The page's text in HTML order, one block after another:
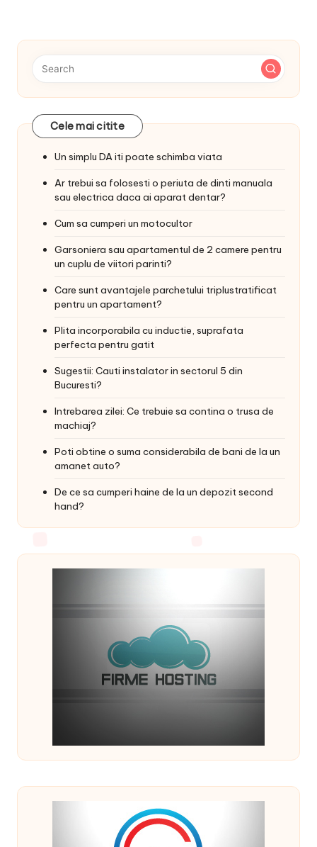
Cele mai citite
Un simplu DA iti poate schimba viata
Ar trebui sa folosesti o periuta de dinti manuala
sau electrica daca ai aparat dentar?
Cum sa cumperi un motocultor
Garsoniera sau apartamentul de 2 camere pentru
un cuplu de viitori parinti?
Care sunt avantajele parchetului triplustratificat
pentru un apartament?
Plita incorporabila cu inductie, suprafata
perfecta pentru gatit
Sugestii: Cauti instalator in sectorul 5 din
Bucuresti?
Intrebarea zilei: Ce trebuie sa contina o trusa de
machiaj?
Poti obtine o suma considerabila de bani de la un
amanet auto?
De ce sa cumperi haine de la un depozit second
hand?